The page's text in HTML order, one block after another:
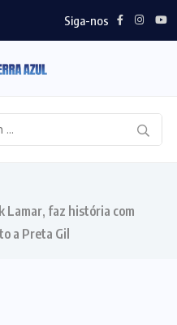
Siga-nos
Lamar, faz história com
a Preta Gil